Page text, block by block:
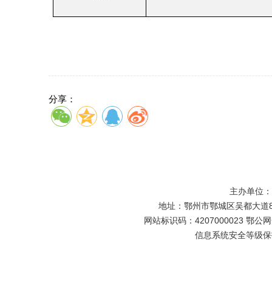
分享：
主办单位
地址：鄂州市鄂城区吴都大
网站标识码：4207000023 鄂公
信息系统安全等级